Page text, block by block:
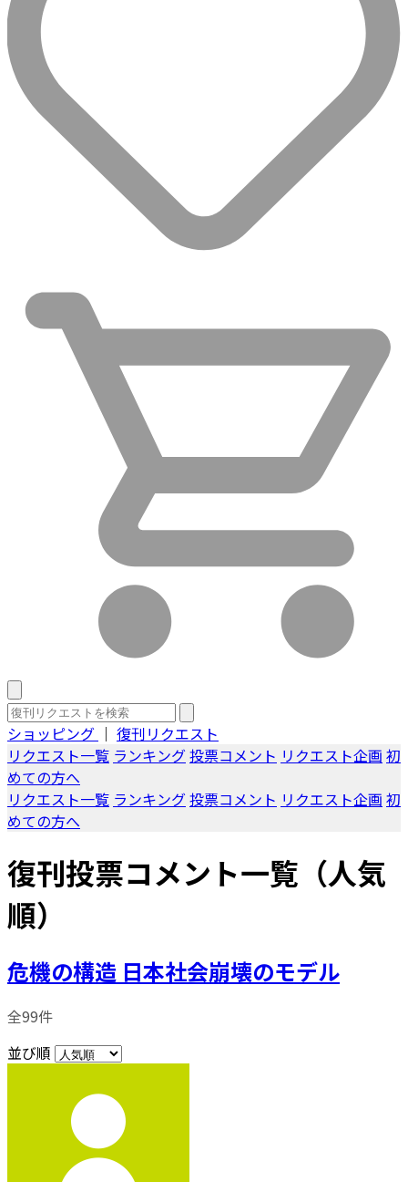
ショッピング ｜ 復刊リクエスト
リクエスト一覧 ランキング投票コメント リクエスト企画 初
めての方へ
リクエスト一覧 ランキング投票コメント リクエスト企画 初
めての方へ
復刊投票コメント一覧（人気
順）
危機の構造 日本社会崩壊のモデル
全99件
並び順